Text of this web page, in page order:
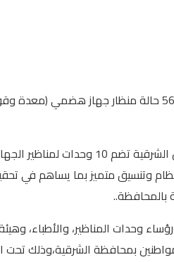
قامت الفرق الطبية بمستشفيات الصحة
وصرح الدكتور أحمد البيلى
وتنسيق متميز بما يساهم في
بالمحافظة..
وحدات المناظير، والأطباء،
بمحافظة الشرقية،وذلك تحت